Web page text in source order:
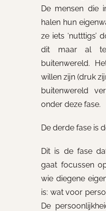
De mensen die
halen hun
ze iets ‘nutttigs’
dit maar al
buitenwereld.
willen zijn (druk
buitenwereld
onder deze fase.
De derde fase is
Dit is de fase
gaat focussen
wie diegene
is: wat voor
De